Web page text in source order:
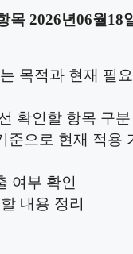
목 2026년06월18
목적과 현재 필
확인할 항목 구분
준으로 현재 적용
여부 확인
내용 정리